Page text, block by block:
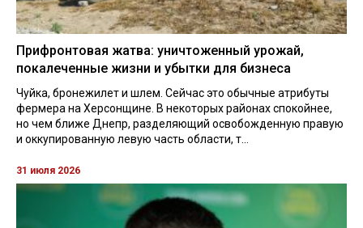
Прифронтовая жатва: уничтоженный урожай,
покалеченные жизни и убытки для бизнеса
Чуйка, бронежилет и шлем. Сейчас это обычные атрибуты
фермера на Херсонщине. В некоторых районах спокойнее,
но чем ближе Днепр, разделяющий освобожденную правую
и оккупированную левую часть области, т...
31 июля 2026